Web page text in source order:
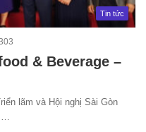
Tin tức
& Beverage –
lãm và Hội nghị Sài Gòn